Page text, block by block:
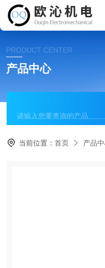
PRODUCT CENTER
产品中心
当前位置：首页 产品